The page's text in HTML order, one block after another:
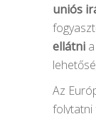
uniós
ellátni
Az
folytatni